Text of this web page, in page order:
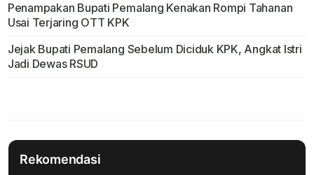
Penampakan Bupati Pemalang Kenakan Rompi Tahanan
Usai Terjaring OTT KPK
Jejak Bupati Pemalang Sebelum Diciduk KPK, Angkat Istri
Jadi Dewas RSUD
Rekomendasi